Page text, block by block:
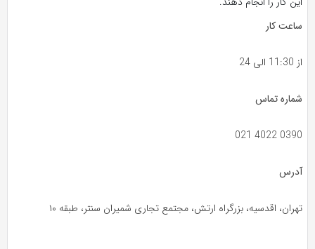
ساعت کار
از 11:30 الی 24
شماره تماس
021 4022 0390
آدرس
تهران، اقدسیه، بزرگراه ارتش، مجتمع تجاری شمیران سنتر، طبقه ۱۰